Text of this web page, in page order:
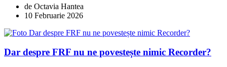
de Octavia Hantea
10 Februarie 2026
Dar despre FRF nu ne povestește nimic Recorder?